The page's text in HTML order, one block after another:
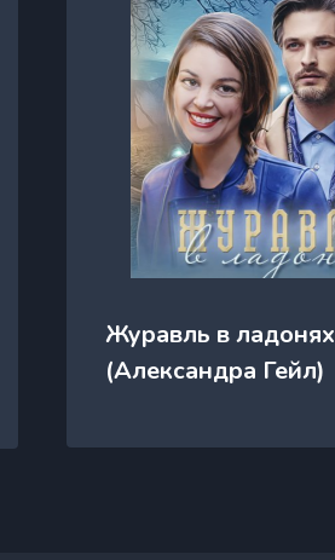
Журавль в ладонях
(Александра Гейл)